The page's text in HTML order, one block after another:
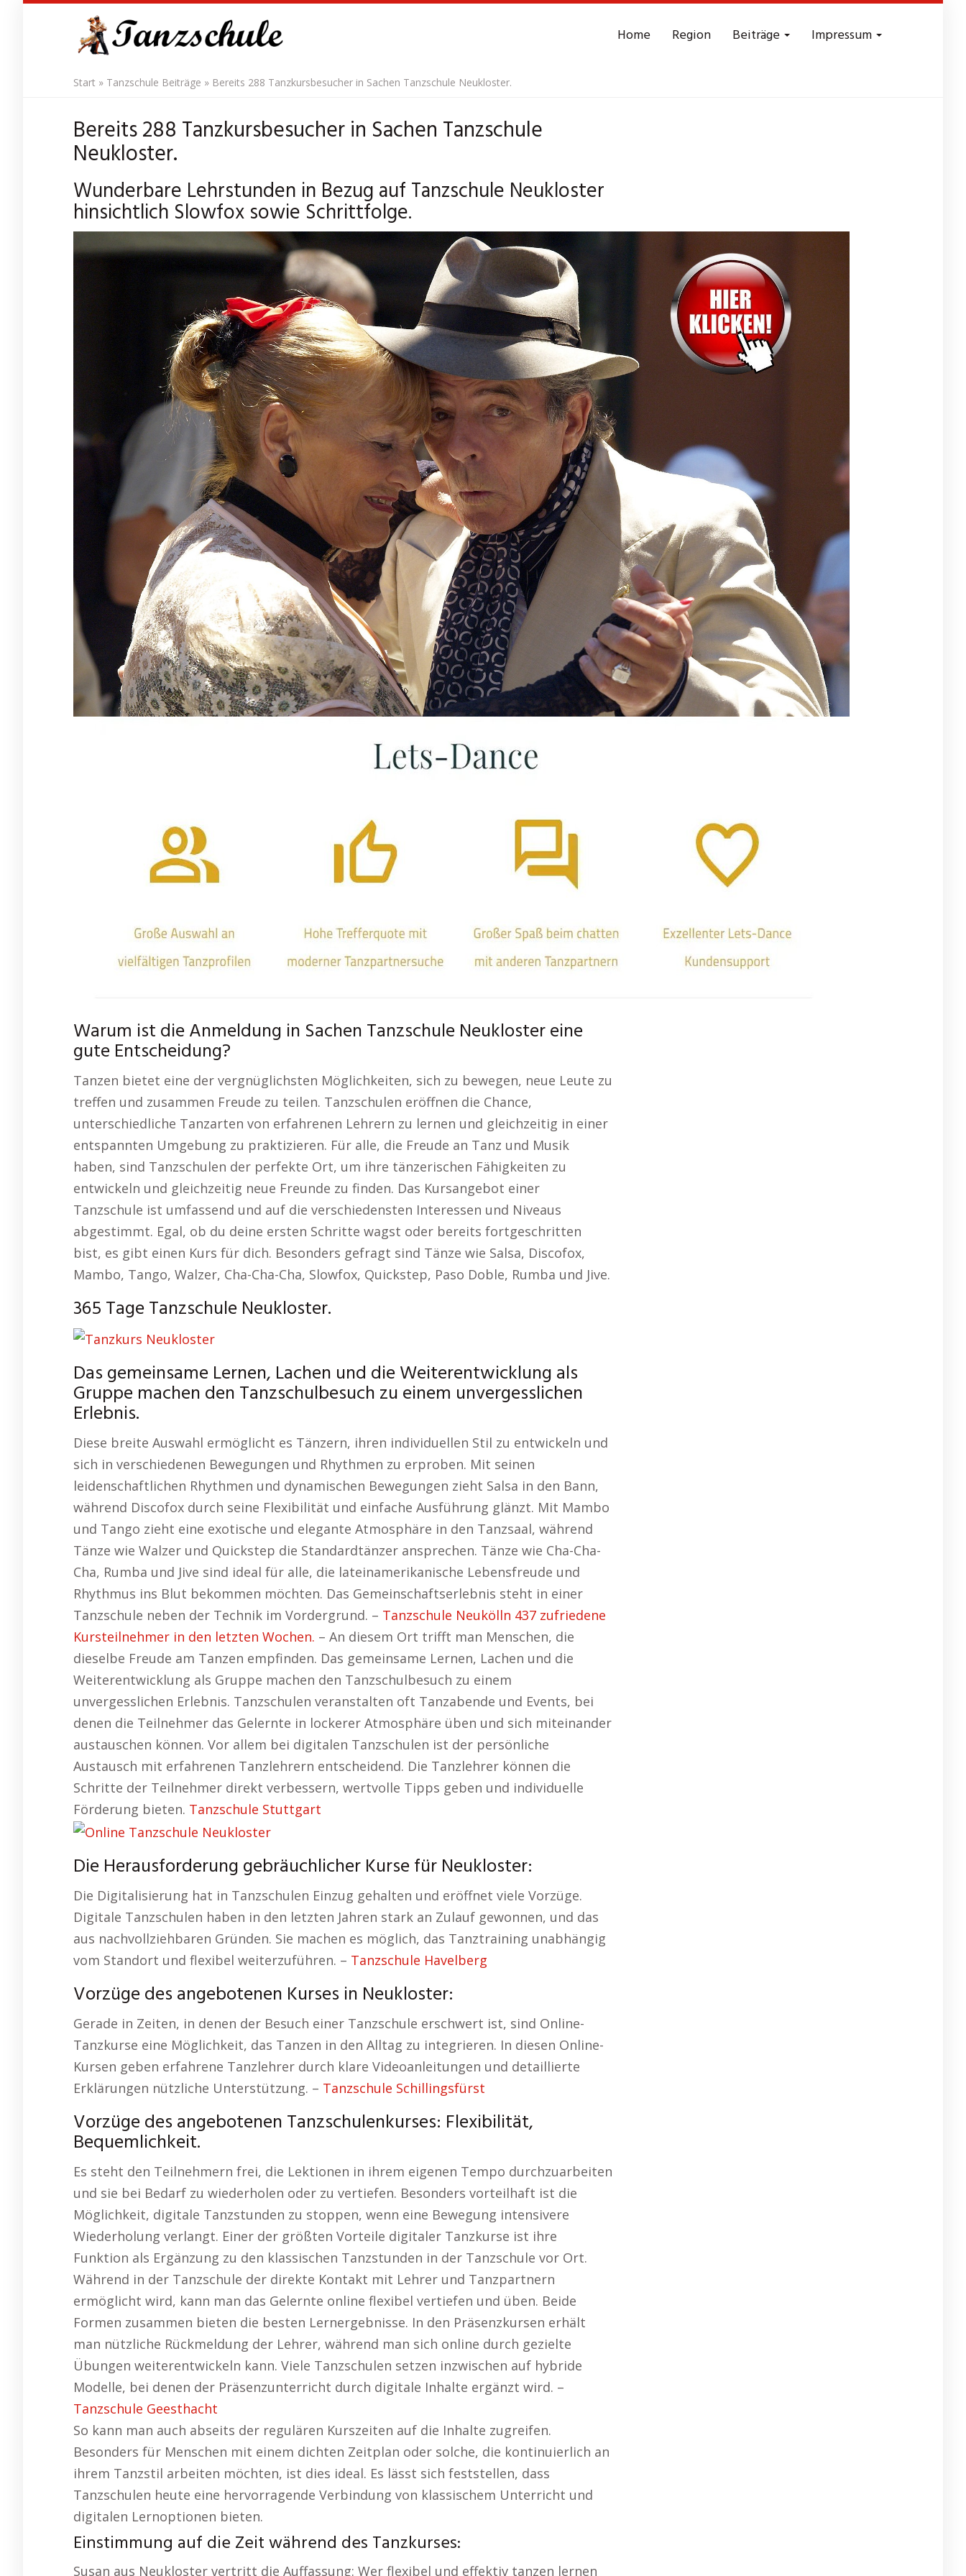
Home Region Beiträge Impressum
Start » Tanzschule Beiträge » Bereits 288 Tanzkursbesucher in Sachen Tanzschule Neukloster.
Bereits 288 Tanzkursbesucher in Sachen Tanzschule
Neukloster.
Wunderbare Lehrstunden in Bezug auf Tanzschule Neukloster
hinsichtlich Slowfox sowie Schrittfolge.
Warum ist die Anmeldung in Sachen Tanzschule Neukloster eine
gute Entscheidung?
Tanzen bietet eine der vergnüglichsten Möglichkeiten, sich zu bewegen, neue Leute zu
treffen und zusammen Freude zu teilen. Tanzschulen eröffnen die Chance,
unterschiedliche Tanzarten von erfahrenen Lehrern zu lernen und gleichzeitig in einer
entspannten Umgebung zu praktizieren. Für alle, die Freude an Tanz und Musik
haben, sind Tanzschulen der perfekte Ort, um ihre tänzerischen Fähigkeiten zu
entwickeln und gleichzeitig neue Freunde zu finden. Das Kursangebot einer
Tanzschule ist umfassend und auf die verschiedensten Interessen und Niveaus
abgestimmt. Egal, ob du deine ersten Schritte wagst oder bereits fortgeschritten
bist, es gibt einen Kurs für dich. Besonders gefragt sind Tänze wie Salsa, Discofox,
Mambo, Tango, Walzer, Cha-Cha-Cha, Slowfox, Quickstep, Paso Doble, Rumba und Jive.
365 Tage Tanzschule Neukloster.
Das gemeinsame Lernen, Lachen und die Weiterentwicklung als
Gruppe machen den Tanzschulbesuch zu einem unvergesslichen
Erlebnis.
Diese breite Auswahl ermöglicht es Tänzern, ihren individuellen Stil zu entwickeln und
sich in verschiedenen Bewegungen und Rhythmen zu erproben. Mit seinen
leidenschaftlichen Rhythmen und dynamischen Bewegungen zieht Salsa in den Bann,
während Discofox durch seine Flexibilität und einfache Ausführung glänzt. Mit Mambo
und Tango zieht eine exotische und elegante Atmosphäre in den Tanzsaal, während
Tänze wie Walzer und Quickstep die Standardtänzer ansprechen. Tänze wie Cha-Cha-
Cha, Rumba und Jive sind ideal für alle, die lateinamerikanische Lebensfreude und
Rhythmus ins Blut bekommen möchten. Das Gemeinschaftserlebnis steht in einer
Tanzschule neben der Technik im Vordergrund. – Tanzschule Neukölln 437 zufriedene
Kursteilnehmer in den letzten Wochen. – An diesem Ort trifft man Menschen, die
dieselbe Freude am Tanzen empfinden. Das gemeinsame Lernen, Lachen und die
Weiterentwicklung als Gruppe machen den Tanzschulbesuch zu einem
unvergesslichen Erlebnis. Tanzschulen veranstalten oft Tanzabende und Events, bei
denen die Teilnehmer das Gelernte in lockerer Atmosphäre üben und sich miteinander
austauschen können. Vor allem bei digitalen Tanzschulen ist der persönliche
Austausch mit erfahrenen Tanzlehrern entscheidend. Die Tanzlehrer können die
Schritte der Teilnehmer direkt verbessern, wertvolle Tipps geben und individuelle
Förderung bieten. Tanzschule Stuttgart
Die Herausforderung gebräuchlicher Kurse für Neukloster:
Die Digitalisierung hat in Tanzschulen Einzug gehalten und eröffnet viele Vorzüge.
Digitale Tanzschulen haben in den letzten Jahren stark an Zulauf gewonnen, und das
aus nachvollziehbaren Gründen. Sie machen es möglich, das Tanztraining unabhängig
vom Standort und flexibel weiterzuführen. – Tanzschule Havelberg
Vorzüge des angebotenen Kurses in Neukloster:
Gerade in Zeiten, in denen der Besuch einer Tanzschule erschwert ist, sind Online-
Tanzkurse eine Möglichkeit, das Tanzen in den Alltag zu integrieren. In diesen Online-
Kursen geben erfahrene Tanzlehrer durch klare Videoanleitungen und detaillierte
Erklärungen nützliche Unterstützung. – Tanzschule Schillingsfürst
Vorzüge des angebotenen Tanzschulenkurses: Flexibilität,
Bequemlichkeit.
Es steht den Teilnehmern frei, die Lektionen in ihrem eigenen Tempo durchzuarbeiten
und sie bei Bedarf zu wiederholen oder zu vertiefen. Besonders vorteilhaft ist die
Möglichkeit, digitale Tanzstunden zu stoppen, wenn eine Bewegung intensivere
Wiederholung verlangt. Einer der größten Vorteile digitaler Tanzkurse ist ihre
Funktion als Ergänzung zu den klassischen Tanzstunden in der Tanzschule vor Ort.
Während in der Tanzschule der direkte Kontakt mit Lehrer und Tanzpartnern
ermöglicht wird, kann man das Gelernte online flexibel vertiefen und üben. Beide
Formen zusammen bieten die besten Lernergebnisse. In den Präsenzkursen erhält
man nützliche Rückmeldung der Lehrer, während man sich online durch gezielte
Übungen weiterentwickeln kann. Viele Tanzschulen setzen inzwischen auf hybride
Modelle, bei denen der Präsenzunterricht durch digitale Inhalte ergänzt wird. –
Tanzschule Geesthacht
So kann man auch abseits der regulären Kurszeiten auf die Inhalte zugreifen.
Besonders für Menschen mit einem dichten Zeitplan oder solche, die kontinuierlich an
ihrem Tanzstil arbeiten möchten, ist dies ideal. Es lässt sich feststellen, dass
Tanzschulen heute eine hervorragende Verbindung von klassischem Unterricht und
digitalen Lernoptionen bieten.
Einstimmung auf die Zeit während des Tanzkurses:
Susan aus Neukloster vertritt die Auffassung: Wer flexibel und effektiv tanzen lernen